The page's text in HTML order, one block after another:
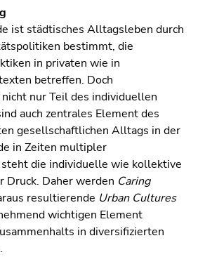
ist städtisches Alltagsleben durch
bestimmt, die
in privaten wie in
betreffen. Doch
nur Teil des individuellen
auch zentrales Element des
gesellschaftlichen Alltags in der
in Zeiten multipler
die individuelle wie kollektive
Druck. Daher werden Caring
resultierende Urban Cultures
wichtigen Element
in diversifizierten